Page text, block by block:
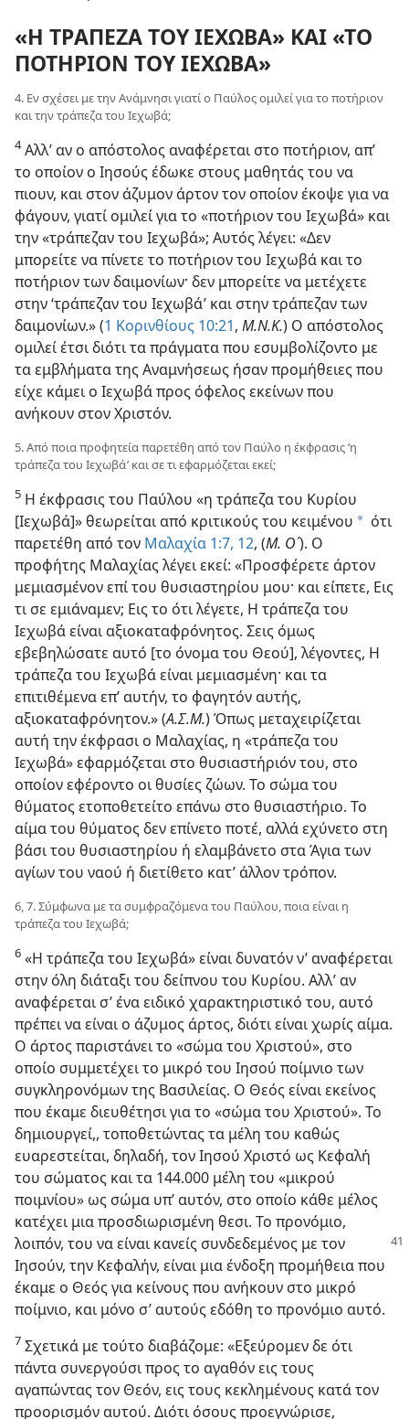
«Η ΤΡΑΠΕΖΑ ΤΟΥ ΙΕΧΩΒΑ» ΚΑΙ «ΤΟ
ΠΟΤΗΡΙΟΝ ΤΟΥ ΙΕΧΩΒΑ»
4. Εν σχέσει με την Ανάμνησι γιατί ο Παύλος ομιλεί για το ποτήριον
και την τράπεζα του Ιεχωβά;
4Αλλ’ αν ο απόστολος αναφέρεται στο ποτήριον, απ’
το οποίον ο Ιησούς έδωκε στους μαθητάς του να
πιουν, και στον άζυμον άρτον τον οποίον έκοψε για να
φάγουν, γιατί ομιλεί για το «ποτήριον του Ιεχωβά» και
την «τράπεζαν του Ιεχωβά»; Αυτός λέγει: «Δεν
μπορείτε να πίνετε το ποτήριον του Ιεχωβά και το
ποτήριον των δαιμονίων· δεν μπορείτε να μετέχετε
στην ‘τράπεζαν του Ιεχωβά’ και στην τράπεζαν των
δαιμονίων.» (1 Κορινθίους 10:21, Μ.Ν.Κ.) Ο απόστολος
ομιλεί έτσι διότι τα πράγματα που εσυμβολίζοντο με
τα εμβλήματα της Αναμνήσεως ήσαν προμήθειες που
είχε κάμει ο Ιεχωβά προς όφελος εκείνων που
ανήκουν στον Χριστόν.
5. Από ποια προφητεία παρετέθη από τον Παύλο η έκφρασις ‘η
τράπεζα του Ιεχωβά’ και σε τι εφαρμόζεται εκεί;
5 Η έκφρασις του Παύλου «η τράπεζα του Κυρίου
[Ιεχωβά]» θεωρείται από κριτικούς του κειμένου a ότι
παρετέθη από τον Μαλαχία 1:7, 12, (Μ. Ο΄). Ο
προφήτης Μαλαχίας λέγει εκεί: «Προσφέρετε άρτον
μεμιασμένον επί του θυσιαστηρίου μου· και είπετε, Εις
τι σε εμιάναμεν; Εις το ότι λέγετε, Η τράπεζα του
Ιεχωβά είναι αξιοκαταφρόνητος. Σεις όμως
εβεβηλώσατε αυτό [το όνομα του Θεού], λέγοντες, Η
τράπεζα του Ιεχωβά είναι μεμιασμένη· και τα
επιτιθέμενα επ’ αυτήν, το φαγητόν αυτής,
αξιοκαταφρόνητον.» (Α.Σ.Μ.) Όπως μεταχειρίζεται
αυτή την έκφρασι ο Μαλαχίας, η «τράπεζα του
Ιεχωβά» εφαρμόζεται στο θυσιαστήριόν του, στο
οποίον εφέροντο οι θυσίες ζώων. Το σώμα του
θύματος ετοποθετείτο επάνω στο θυσιαστήριο. Το
αίμα του θύματος δεν επίνετο ποτέ, αλλά εχύνετο στη
βάσι του θυσιαστηρίου ή ελαμβάνετο στα Άγια των
αγίων του ναού ή διετίθετο κατ’ άλλον τρόπον.
6, 7. Σύμφωνα με τα συμφραζόμενα του Παύλου, ποια είναι η
τράπεζα του Ιεχωβά;
6 «Η τράπεζα του Ιεχωβά» είναι δυνατόν ν’ αναφέρεται
στην όλη διάταξι του δείπνου του Κυρίου. Αλλ’ αν
αναφέρεται σ’ ένα ειδικό χαρακτηριστικό του, αυτό
πρέπει να είναι ο άζυμος άρτος, διότι είναι χωρίς αίμα.
Ο άρτος παριστάνει το «σώμα του Χριστού», στο
οποίο συμμετέχει το μικρό του Ιησού ποίμνιο των
συγκληρονόμων της Βασιλείας. Ο Θεός είναι εκείνος
που έκαμε διευθέτησι για το «σώμα του Χριστού». Το
δημιουργεί,, τοποθετώντας τα μέλη του καθώς
ευαρεστείται, δηλαδή, τον Ιησού Χριστό ως Κεφαλή
του σώματος και τα 144.000 μέλη του «μικρού
ποιμνίου» ως σώμα υπ’ αυτόν, στο οποίο κάθε μέλος
κατέχει μια προσδιωρισμένη θεσι. Το προνόμιο,
λοιπόν, του να είναι κανείς συνδεδεμένος με τον
Ιησούν, την Κεφαλήν, είναι μια ένδοξη προμήθεια που
έκαμε ο Θεός για κείνους που ανήκουν στο μικρό
ποίμνιο, και μόνο σ’ αυτούς εδόθη το προνόμιο αυτό.
7 Σχετικά με τούτο διαβάζομε: «Εξεύρομεν δε ότι
πάντα συνεργούσι προς το αγαθόν εις τους
αγαπώντας τον Θεόν, εις τους κεκλημένους κατά τον
προορισμόν αυτού. Διότι όσους προεγνώρισε,